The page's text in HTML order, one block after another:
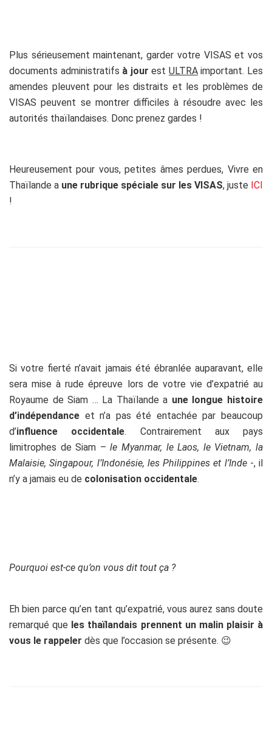
Plus sérieusement maintenant, garder votre VISAS et vos
documents administratifs à jour est ULTRAimportant. Les
amendes pleuvent pour les distraits et les problèmes de
VISAS peuvent se montrer difficiles à résoudre avec les
autorités thaïlandaises. Donc prenez gardes !
Heureusement pour vous, petites âmes perdues, Vivre en
Thaïlande a une rubrique spéciale sur les VISAS, juste ICI
!
Si votre fierté n’avait jamais été ébranlée auparavant, elle
sera mise à rude épreuve lors de votre vie d’expatrié au
Royaume de Siam … La Thaïlande a une longue histoire
d’indépendance et n’a pas été entachée par beaucoup
d’influence occidentale. Contrairement aux pays
limitrophes de Siam –le Myanmar, le Laos, le Vietnam, la
Malaisie, Singapour, l’Indonésie, les Philippines et l’Inde -, il
n’y a jamais eu de colonisation occidentale.
Pourquoi est-ce qu’on vous dit tout ça ?
Eh bien parce qu’en tant qu’expatrié, vous aurez sans doute
remarqué que les thaïlandais prennent un malin plaisir à
vous le rappeler dès que l’occasion se présente. 😉